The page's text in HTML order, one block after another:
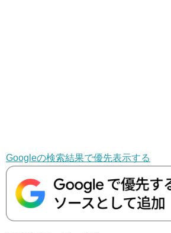
Googleの検索結果で優先表示する